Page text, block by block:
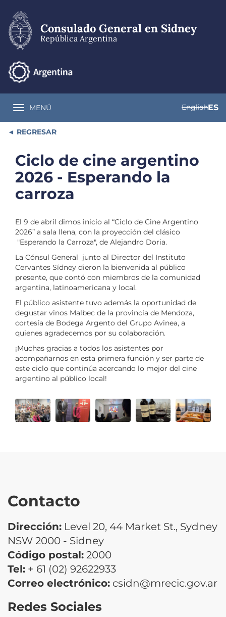
contenido
principal
Consulado General en Sidney
República Argentina
Toggle navigation
MENÚ EnglishES
REGRESAR
Ciclo de cine argentino
2026 - Esperando la
carroza
El 9 de abril dimos inicio al “Ciclo de Cine Argentino
2026” a sala llena, con la proyección del clásico
"Esperando la Carroza", de Alejandro Doria.
La Cónsul General junto al Director del Instituto
Cervantes Sídney dieron la bienvenida al público
presente, que contó con miembros de la comunidad
argentina, latinoamericana y local.
El público asistente tuvo además la oportunidad de
degustar vinos Malbec de la provincia de Mendoza,
cortesía de Bodega Argento del Grupo Avinea, a
quienes agradecemos por su colaboración.
¡Muchas gracias a todos los asistentes por
acompañarnos en esta primera función y ser parte de
este ciclo que continúa acercando lo mejor del cine
argentino al público local!
Contacto
Dirección: Level 20, 44 Market St., Sydney
NSW 2000 - Sidney
Código postal: 2000
Tel: + 61 (02) 92622933
Correo electrónico: csidn@mrecic.gov.ar
Redes Sociales